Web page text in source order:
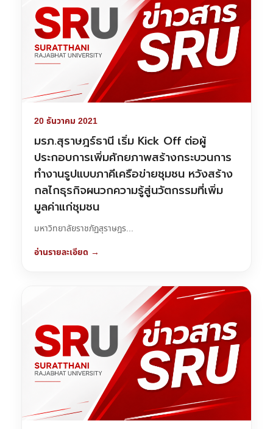
20 ธันวาคม 2021
มรภ.สุราษฎร์ธานี เริ่ม Kick Off ต่อผู้
ประกอบการเพิ่มศักยภาพสร้างกระบวนการ
ทำงานรูปแบบภาคีเครือข่ายชุมชน หวังสร้าง
กลไกธุรกิจผนวกความรู้สู่นวัตกรรมที่เพิ่ม
มูลค่าแก่ชุมชน
มหาวิทยาลัยราชภัฏสุราษฎร...
อ่านรายละเอียด →